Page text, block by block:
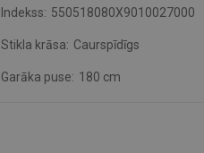
Indekss: 550518080X9010027000
Stikla krāsa: Caurspīdīgs
Garāka puse: 180 cm